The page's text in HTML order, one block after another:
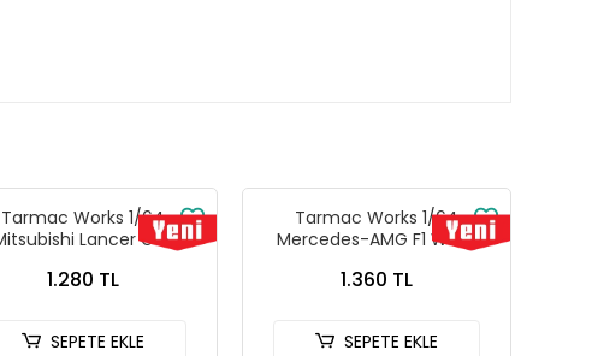
Tarmac Works 1/64
Lancer GSR
Cards - GLOBAL64
1.280 TL
SEPETE EKLE
Tarmac Works 1/64
Mercedes-AMG F1 W14 E
Prix 2023 Lewis Hamilton -
GLOBAL64 T64G-F064-LH2
1.360 TL
SEPETE EKLE